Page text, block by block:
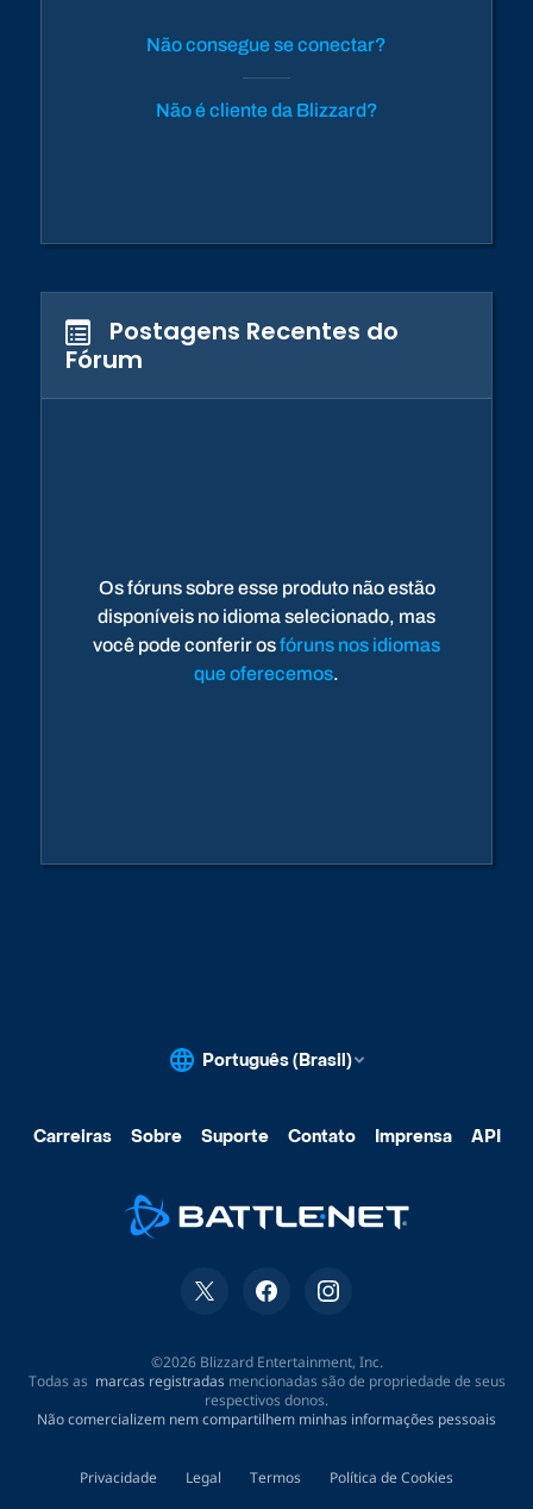
Não consegue se conectar?
Não é cliente da Blizzard?
Postagens Recentes do
Fórum
Os fóruns sobre esse produto não estão
disponíveis no idioma selecionado, mas
você pode conferir osfóruns nos idiomas
que oferecemos.